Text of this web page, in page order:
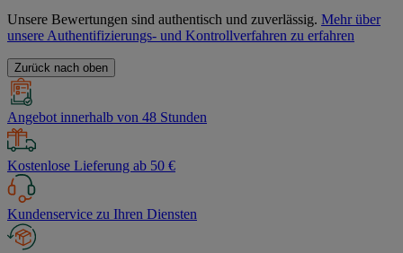
Unsere Bewertungen sind authentisch und zuverlässig. Mehr über
unsere Authentifizierungs- und Kontrollverfahren zu erfahren
Zurück nach oben
Angebot innerhalb von 48 Stunden
Kostenlose Lieferung ab 50 €
Kundenservice zu Ihren Diensten